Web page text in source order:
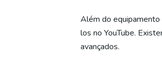
Além do equipamento
los no YouTube.
avançados.